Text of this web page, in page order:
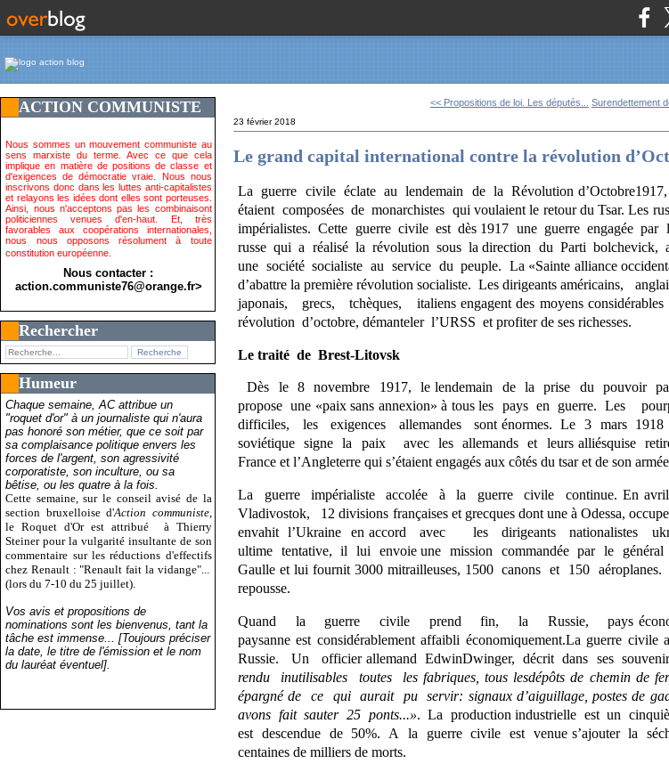
ACTION COMMUNISTE
Nous sommes un mouvement communiste au
sens marxiste du terme. Avec ce que cela
implique en matière de positions de classe et
d'exigences de démocratie vraie. Nous nous
inscrivons donc dans les luttes anti-capitalistes
et relayons les idées dont elles sont porteuses.
Ainsi, nous n'acceptons pas les combinaisont
politiciennes venues d'en-haut. Et, très
favorables aux coopérations internationales,
nous nous opposons résolument à toute
constitution européenne.
Nous contacter :
action.communiste76@orange.fr>
Rechercher
Humeur
Chaque semaine, AC attribue un
"roquet d'or" à un journaliste qui n'aura
pas honoré son métier, que ce soit par
sa complaisance politique envers les
forces de l'argent, son agressivité
corporatiste, son inculture, ou sa
bêtise, ou les quatre à la fois.
Cette semaine, sur le conseil avisé de la
section bruxelloise d'Action communiste,
le Roquet d'Or est attribué
à Thierry
Steiner pour la vulgarité insultante de son
commentaire sur les réductions d'effectifs
chez Renault : "Renault fait la vidange"...
(lors du 7-10 du 25 juillet).
Vos avis et propositions de
nominations sont les bienvenus, tant la
tâche est immense... [Toujours préciser
la date, le titre de l'émission et le nom
du lauréat éventuel].
<< Propositions de loi. Les députés... Surendettement
23 février 2018
Le grand capital international contre la révolution
La guerre civile éclate au lendemain de la Révolution d’Octobre1917,
étaient composées de monarchistes qui voulaient le retour du Tsar. Les
impérialistes. Cette guerre civile est dès 1917 une guerre engagée
russe qui a réalisé la révolution sous la direction du Parti bolchevick,
une société socialiste au service du peuple. La «Sainte alliance
d’abattre la première révolution socialiste. Les dirigeants américains,
japonais, grecs, tchèques, italiens engagent des moyens
révolution d’octobre, démanteler l’URSS et profiter de ses richesses.
Le traité de Brest-Litovsk
Dès le 8 novembre 1917, le lendemain de la prise du pouvoir
propose une «paix sans annexion» à tous les pays en guerre. Les
difficiles, les exigences allemandes sont énormes. Le 3 mars
soviétique signe la paix avec les allemands et leurs alliésquise
France et l’Angleterre qui s’étaient engagés aux côtés du tsar et de son
La guerre impérialiste accolée à la guerre civile continue. En
Vladivostok, 12 divisions françaises et grecques dont une à Odessa,
envahit l’Ukraine en accord avec les dirigeants nationalistes
ultime tentative, il lui envoie une mission commandée par le général
Gaulle et lui fournit 3000 mitrailleuses, 1500 canons et 150
repousse.
Quand la guerre civile prend fin, la Russie, pays
paysanne est considérablement affaibli économiquement.La
Russie. Un officier allemand EdwinDwinger, décrit dans ses
rendu inutilisables toutes les fabriques, tous lesdépôts de chemin de
épargné de ce qui aurait pu servir: signaux d’aiguillage, postes de
avons fait sauter 25 ponts...». La production industrielle est un
est descendue de 50%. A la guerre civile est venue s’ajouter la
centaines de milliers de morts.